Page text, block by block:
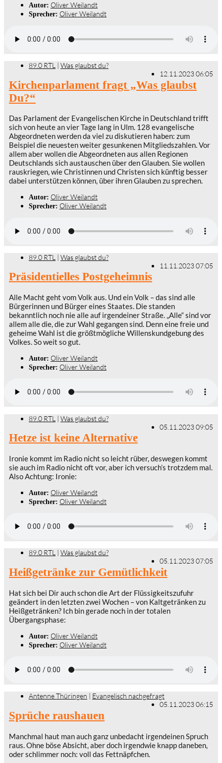
Autor: Oliver Weilandt
Sprecher: Oliver Weilandt
89.0 RTL | Was glaubst du?
12.11.2023 06:05
Kirchenparlament fragt „Was glaubst
Du?“
Das Parlament der Evangelischen Kirche in Deutschland trifft
sich von heute an vier Tage lang in Ulm. 128 evangelische
Abgeordneten werden da viel zu diskutieren haben: zum
Beispiel die neuesten weiter gesunkenen Mitgliedszahlen. Vor
allem aber wollen die Abgeordneten aus allen Regionen
Deutschlands sich austauschen über den Glauben. Sie wollen
rauskriegen, wie Christinnen und Christen sich künftig besser
dabei unterstützen können, über ihren Glauben zu sprechen.
Autor: Oliver Weilandt
Sprecher: Oliver Weilandt
89.0 RTL | Was glaubst du?
11.11.2023 07:05
Präsidentielles Postgeheimnis
Alle Macht geht vom Volk aus. Und ein Volk – das sind alle
Bürgerinnen und Bürger eines Staates. Die standen
bekanntlich noch nie alle auf irgendeiner Straße. „Alle“ sind vor
allem alle die, die zur Wahl gegangen sind. Denn eine freie und
geheime Wahl ist die größtmögliche Willenskundgebung des
Volkes. So weit so gut.
Autor: Oliver Weilandt
Sprecher: Oliver Weilandt
89.0 RTL | Was glaubst du?
05.11.2023 09:05
Hetze ist keine Alternative
Ironie kommt im Radio nicht so leicht rüber, deswegen kommt
sie auch im Radio nicht oft vor, aber ich versuch’s trotzdem mal.
Also Achtung: Ironie:
Autor: Oliver Weilandt
Sprecher: Oliver Weilandt
89.0 RTL | Was glaubst du?
05.11.2023 07:05
Heißgetränke zur Gemütlichkeit
Hat sich bei Dir auch schon die Art der Flüssigkeitszufuhr
geändert in den letzten zwei Wochen – von Kaltgetränken zu
Heißgetränken? Ich bin gerade noch in der totalen
Übergangsphase:
Autor: Oliver Weilandt
Sprecher: Oliver Weilandt
Antenne Thüringen | Evangelisch nachgefragt
05.11.2023 06:15
Sprüche raushauen
Manchmal haut man auch ganz unbedacht irgendeinen Spruch
raus. Ohne böse Absicht, aber doch irgendwie knapp daneben,
oder schlimmer noch: voll das Fettnäpfchen.